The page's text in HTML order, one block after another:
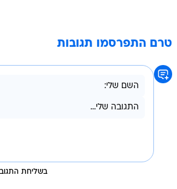
טרם התפרסמו תגובות
בשליחת